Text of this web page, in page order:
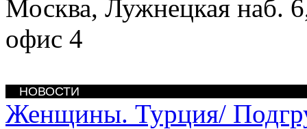
Москва, Лужнецкая наб.
офис 4
НОВОСТИ
Женщины. Турция/